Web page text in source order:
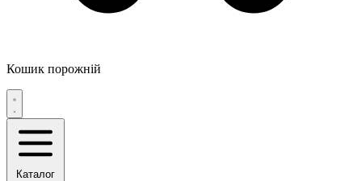
Кошик порожній
Каталог